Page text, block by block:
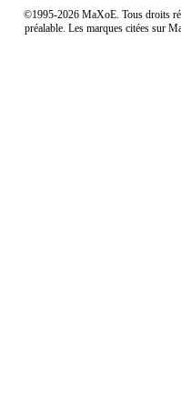
©1995-2026 MaXoE. Tous droits
préalable. Les marques citées sur